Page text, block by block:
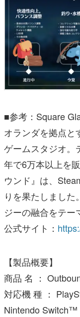
■参考：Square
オランダを拠点と
ゲームスタジオ。
年で6万本以上を
ウンド』は、
りを果たしまし
ジーの融合をテー
公式サイト：
【製品概要】
商品 名 ：
対応機 種 ：
Nintendo Switch™